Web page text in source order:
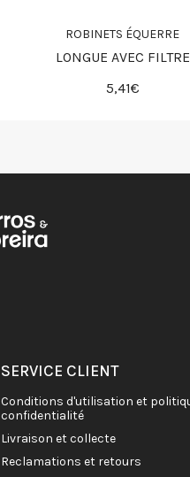
ROBINETS ÉQUERRE
LONGUE AVEC FILTRE
5,41€
SERVICE CLIENT
conditions d'utilisation et politique de
confidentialité
livraison et collecte
reclamations et retours